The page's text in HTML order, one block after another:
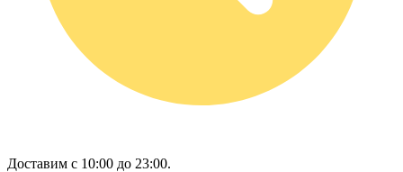
Доставим с 10:00 до 23:00.